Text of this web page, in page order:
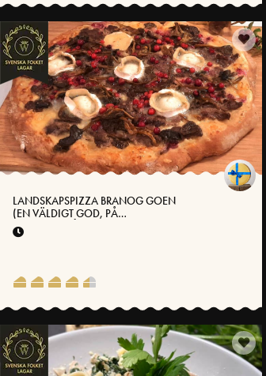
LANDSKAPSPIZZA BRANOG GOEN
(EN VÄLDIGT GOD, PÅ
HÄLSINGEMÅL)